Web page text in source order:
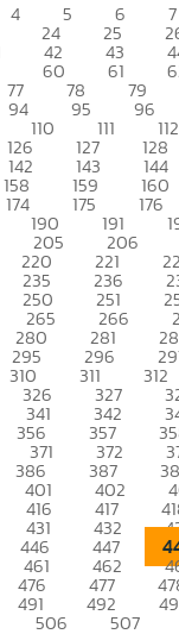
4 5 6 7
24 25
42 43
60 61
77 78 79
94 95 96
110 111 112
126 127 128
142 143 144
158 159 160
174 175 176
190 191
205 206
220 221
235 236
250 251
265 266
280 281
295 296
310 311 312
326 327
341 342
356 357
371 372
386 387
401 402
416 417
431 432
446 447
461 462
476 477
491 492
506 507